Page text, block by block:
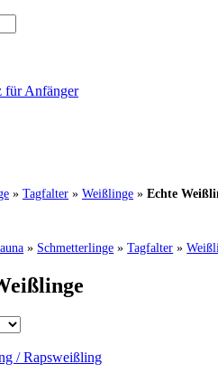
für Anfänger
» Tagfalter » Weißlinge » Echte
» Schmetterlinge »Tagfalter »